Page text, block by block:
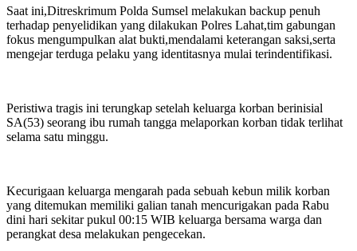
Saat ini,Ditreskrimum Polda Sumsel melakukan backup penuh
terhadap penyelidikan yang dilakukan Polres Lahat,tim gabungan
fokus mengumpulkan alat bukti,mendalami keterangan saksi,serta
mengejar terduga pelaku yang identitasnya mulai terindentifikasi.
Peristiwa tragis ini terungkap setelah keluarga korban berinisial
SA(53) seorang ibu rumah tangga melaporkan korban tidak terlihat
selama satu minggu.
Kecurigaan keluarga mengarah pada sebuah kebun milik korban
yang ditemukan memiliki galian tanah mencurigakan pada Rabu
dini hari sekitar pukul 00:15 WIB keluarga bersama warga dan
perangkat desa melakukan pengecekan.